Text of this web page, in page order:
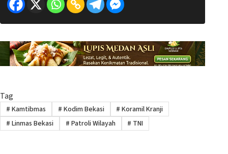
Tag
# Kamtibmas # Kodim Bekasi # Koramil Kranji
# Linmas Bekasi # Patroli Wilayah # TNI